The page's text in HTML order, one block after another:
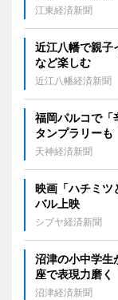
江東経済新聞
近江八幡で親
など楽しむ
近江八幡経済新聞
福岡パルコで
タンプラリーも
天神経済新聞
映画「ハチミツ
バル上映
シブヤ経済新聞
沼津の小中学
座で表現力磨く
沼津経済新聞